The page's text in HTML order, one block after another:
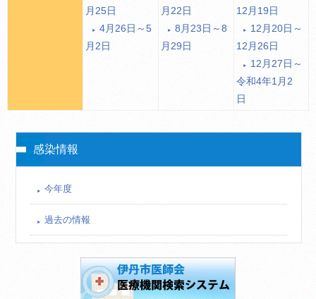
月25日
4月26日～5
月2日
月22日
8月23日～8
月29日
12月19日
12月20日～
12月26日
12月27日～
令和4年1月2
日
感染情報
今年度
過去の情報